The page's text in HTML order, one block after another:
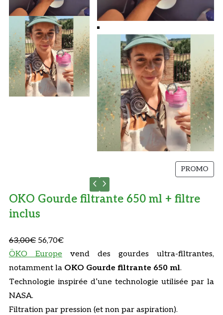
PROMOP
R
N
R
OKO Gourde filtrante 650 ml + filtre
inclus
63,00€ L
e
p
r
x
56,70€L
p
r
x
ÖKO Europe vend des gourdes ultra-filtrantes,
notamment la OKO Gourde filtrante 650 ml.
Technologie inspirée d’une technologie utilisée par la
NASA.
Filtration par pression (et non par aspiration).